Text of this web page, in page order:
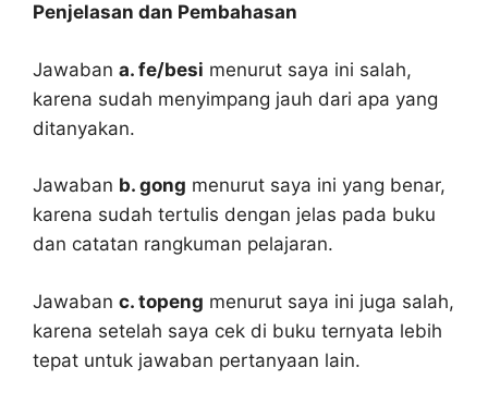
Penjelasan dan Pembahasan
Jawaban a. fe/besi menurut saya ini salah,
karena sudah menyimpang jauh dari apa yang
ditanyakan.
Jawaban b. gong menurut saya ini yang benar,
karena sudah tertulis dengan jelas pada buku
dan catatan rangkuman pelajaran.
Jawaban c. topeng menurut saya ini juga salah,
karena setelah saya cek di buku ternyata lebih
tepat untuk jawaban pertanyaan lain.